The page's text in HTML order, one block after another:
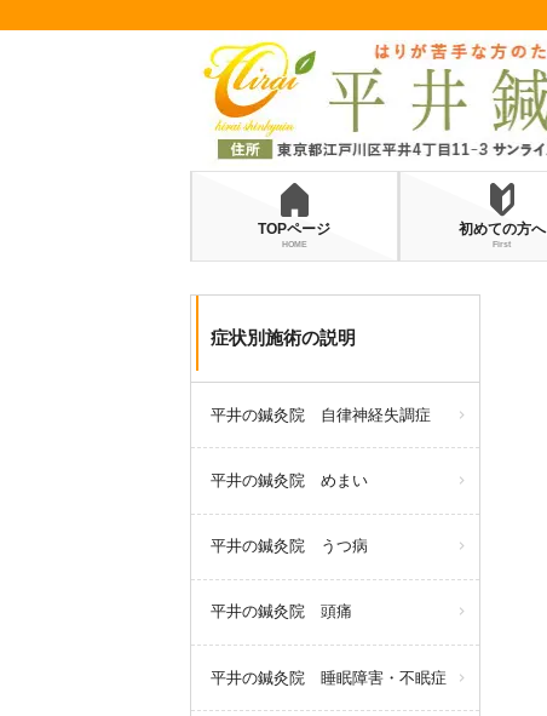
TOPページ
HOME
初めての方へ
First
症状別施術の説明
平井の鍼灸院 自律神経失調症
平井の鍼灸院 めまい
平井の鍼灸院 うつ病
平井の鍼灸院 頭痛
平井の鍼灸院 睡眠障害・不眠症